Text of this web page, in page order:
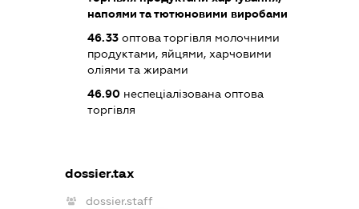
напоями та тютюновими виробами
46.33 оптова торгівля молочними
продуктами, яйцями, харчовими
оліями та жирами
46.90 неспеціалізована оптова
торгівля
dossier.tax
dossier.staff